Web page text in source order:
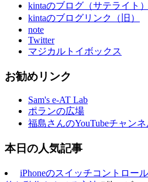
kintaのブログ（サテライト）
kintaのブログリンク（旧）
note
Twitter
マジカルトイボックス
お勧めリンク
Sam's e-AT Lab
ポランの広場
福島さんのYouTubeチャン
本日の人気記事
iPhoneのスイッチコントロー